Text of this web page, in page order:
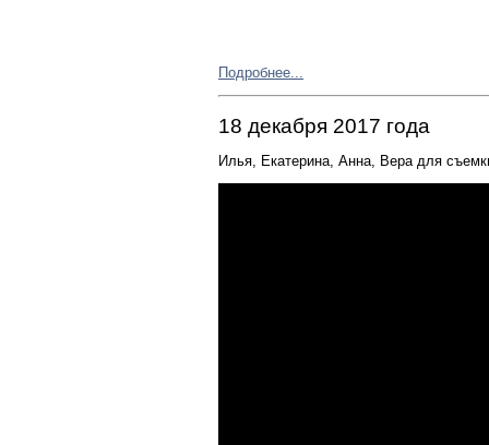
Подробнее...
18 декабря 2017 года
Илья, Екатерина , Анна, Вера для